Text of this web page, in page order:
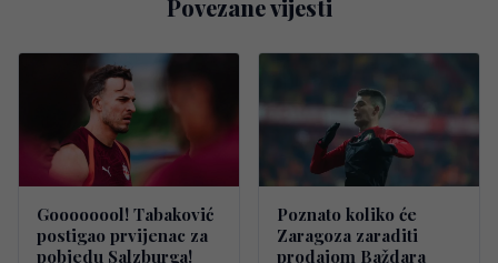
Povezane vijesti
Goooooool! Tabaković
postigao prvijenac za
pobjedu Salzburga!
Poznato koliko će
Zaragoza zaraditi
prodajom Baždara